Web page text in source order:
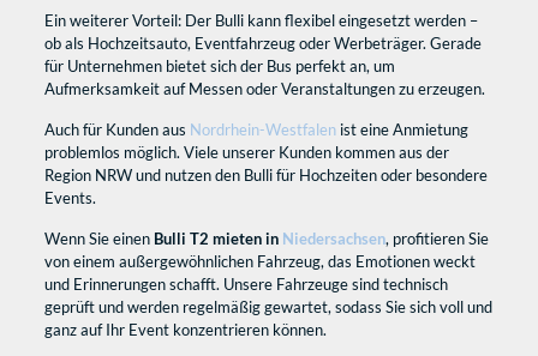
Ein weiterer Vorteil: Der Bulli kann flexibel eingesetzt werden –
ob als Hochzeitsauto, Eventfahrzeug oder Werbeträger. Gerade
für Unternehmen bietet sich der Bus perfekt an, um
Aufmerksamkeit auf Messen oder Veranstaltungen zu erzeugen.
Auch für Kunden aus Nordrhein-Westfalenist eine Anmietung
problemlos möglich. Viele unserer Kunden kommen aus der
Region NRW und nutzen den Bulli für Hochzeiten oder besondere
Events.
Wenn Sie einen Bulli T2 mieten in Niedersachsen, profitieren Sie
von einem außergewöhnlichen Fahrzeug, das Emotionen weckt
und Erinnerungen schafft. Unsere Fahrzeuge sind technisch
geprüft und werden regelmäßig gewartet, sodass Sie sich voll und
ganz auf Ihr Event konzentrieren können.